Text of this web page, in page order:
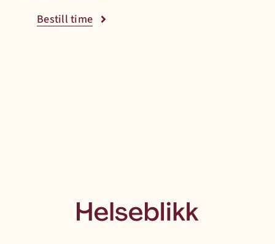
Bestill time